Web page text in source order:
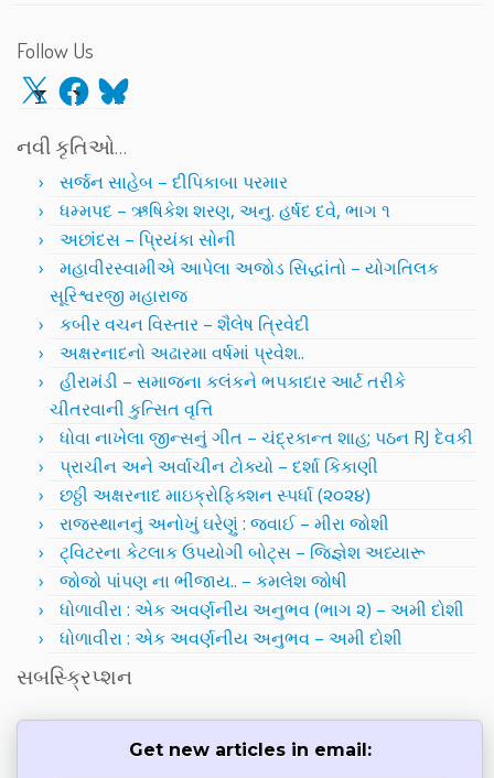
Follow Us
X Facebook
Bluesky
નવી કૃતિઓ…
સર્જન સાહેબ – દીપિકાબા પરમાર
ધમ્મપદ – ઋષિકેશ શરણ, અનુ. હર્ષદ દવે, ભાગ ૧
અછાંદસ – પ્રિયંકા સોની
મહાવીરસ્વામીએ આપેલા અજોડ સિદ્ધાંતો – યોગતિલક
સૂરિશ્વરજી મહારાજ
કબીર વચન વિસ્તાર – શૈલેષ ત્રિવેદી
અક્ષરનાદનો અઢારમા વર્ષમાં પ્રવેશ..
હીરામંડી – સમાજના કલંકને ભપકાદાર આર્ટ તરીકે
ચીતરવાની કુત્સિત વૃત્તિ
ધોવા નાખેલા જીન્સનું ગીત – ચંદ્રકાન્ત શાહ; પઠન RJ દેવકી
પ્રાચીન અને અર્વાચીન ટોક્યો – દર્શા કિકાણી
છઠ્ઠી અક્ષરનાદ માઇક્રોફિક્શન સ્પર્ધા (૨૦૨૪)
રાજસ્થાનનું અનોખું ઘરેણું : જવાઈ – મીરા જોશી
ટ્વિટરના કેટલાક ઉપયોગી બોટ્સ – જિજ્ઞેશ અધ્યારૂ
જોજો પાંપણ ના ભીંજાય.. – કમલેશ જોષી
ધોળાવીરા : એક અવર્ણનીય અનુભવ (ભાગ ૨) – અમી દોશી
ધોળાવીરા : એક અવર્ણનીય અનુભવ – અમી દોશી
સબસ્ક્રિપ્શન
Get new articles in email: